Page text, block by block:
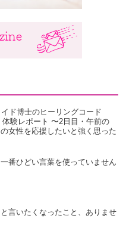
ド博士のヒーリングコード
体験レポート 〜2日目・午前の
女性を応援したいと強く思った
番ひどい言葉を使っていません
と言いたくなったこと、ありませ